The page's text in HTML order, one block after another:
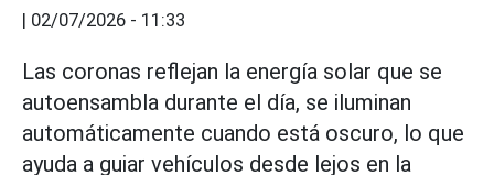
| 02/07/2026 - 11:33
Las coronas reflejan la energía solar que se
autoensambla durante el día, se iluminan
automáticamente cuando está oscuro, lo que
ayuda a guiar vehículos desde lejos en la